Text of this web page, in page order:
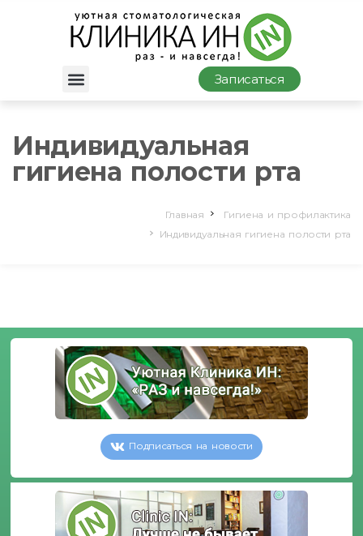
Записаться
Индивидуальная
гигиена полости рта
Главная
Гигиена и профилактика
Индивидуальная гигиена полости рта
Подписаться на новости